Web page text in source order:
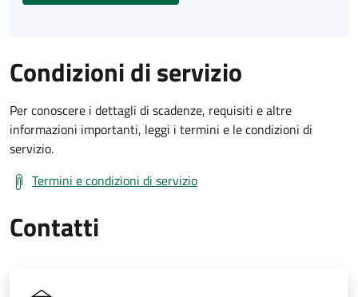
Condizioni di servizio
Per conoscere i dettagli di scadenze, requisiti e altre
informazioni importanti, leggi i termini e le condizioni di
servizio.
Termini e condizioni di servizio
Contatti